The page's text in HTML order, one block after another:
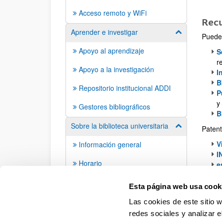
Esta página web usa
Las cookies de este sitio
redes sociales y analizar
Acceso remoto y WiFi
Aprender e investigar
Mostrar/
Apoyo al aprendizaje
Apoyo a la investigación
Repositorio institucional ADDI
Gestores bibliográficos
Sobre la biblioteca universitaria
Mostrar/
Información general
Horario
y